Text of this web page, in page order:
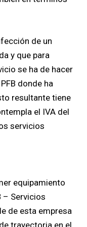
de un
y que para
se ha de hacer
donde ha
resultante tiene
el IVA del
servicios
equipamiento
– Servicios
de esta empresa
trayectoria en el